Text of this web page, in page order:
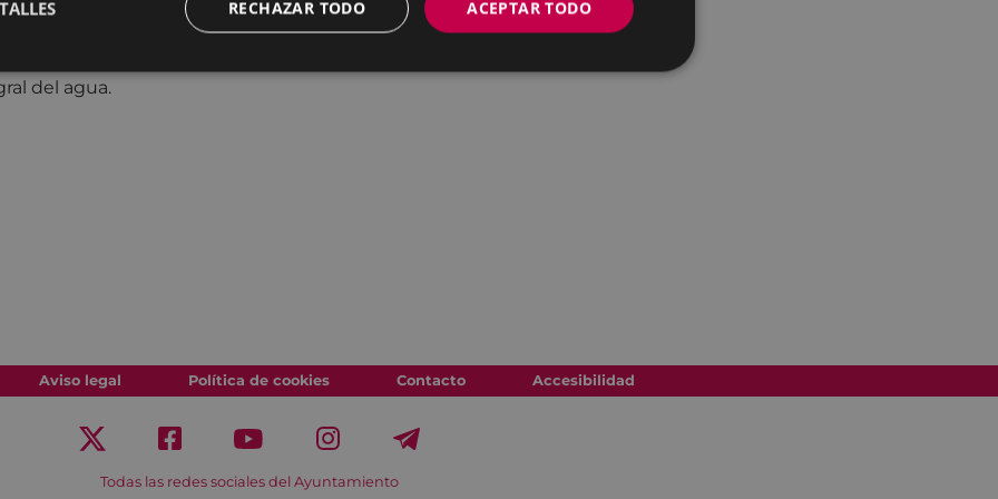
del agua.
Aviso legal Política de cookies Contacto Accesibilidad
Todas las redes sociales del Ayuntamiento
ACEPTAR TODO
RECHAZAR TODO